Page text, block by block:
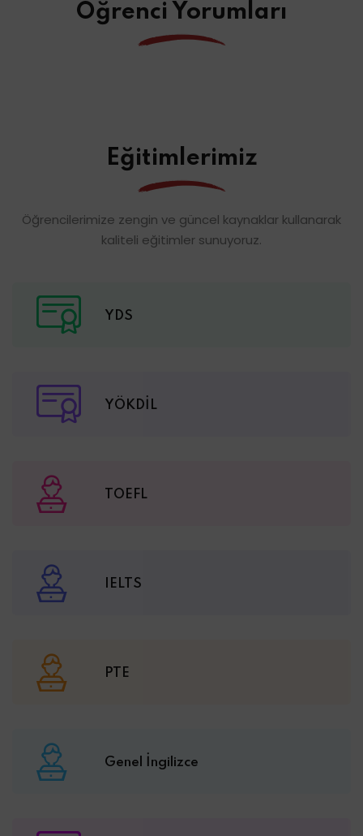
Öğrenci Yorumları
Eğitimlerimiz
Öğrencilerimize zengin ve güncel kaynaklar kullanarak
kaliteli eğitimler sunuyoruz.
YDS
YÖKDİL
TOEFL
IELTS
PTE
Genel İngilizce